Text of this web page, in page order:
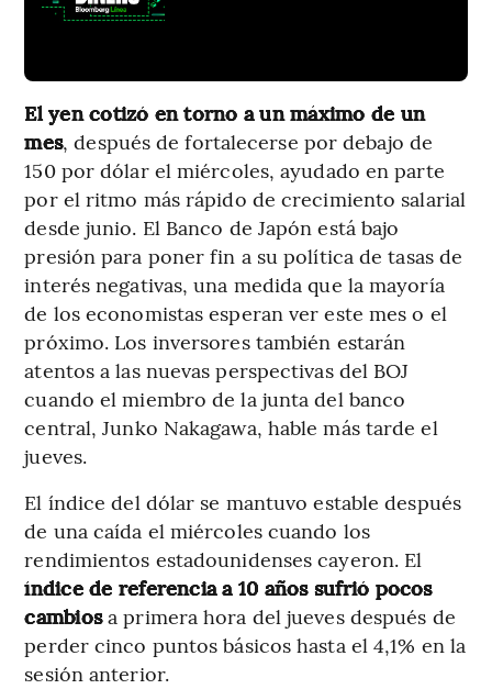
El yen cotizó en torno a un máximo de un
mes, después de fortalecerse por debajo de
150 por dólar el miércoles, ayudado en parte
por el ritmo más rápido de crecimiento salarial
desde junio. El Banco de Japón está bajo
presión para poner fin a su política de tasas de
interés negativas, una medida que la mayoría
de los economistas esperan ver este mes o el
próximo. Los inversores también estarán
atentos a las nuevas perspectivas del BOJ
cuando el miembro de la junta del banco
central, Junko Nakagawa, hable más tarde el
jueves.
El índice del dólar se mantuvo estable después
de una caída el miércoles cuando los
rendimientos estadounidenses cayeron. El
índice de referencia a 10 años sufrió pocos
cambiosa primera hora del jueves después de
perder cinco puntos básicos hasta el 4,1% en la
sesión anterior.